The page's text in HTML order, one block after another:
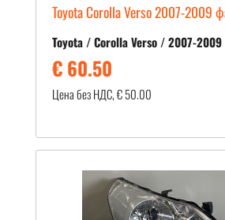
Toyota Corolla Verso 2007-2009
Toyota / Corolla Verso / 2007-2009
€ 60.50
Цена без НДС, € 50.00